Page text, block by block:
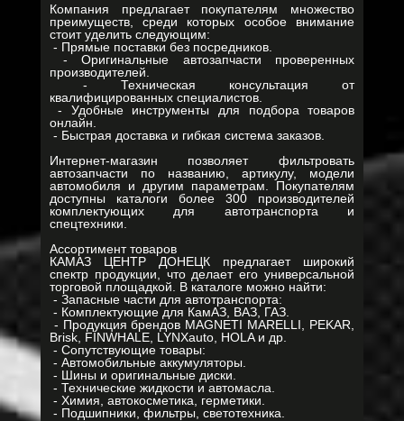
Компания предлагает покупателям множество
преимуществ, среди которых особое внимание
стоит уделить следующим:
- Прямые поставки без посредников.
- Оригинальные автозапчасти проверенных
производителей.
- Техническая консультация от
квалифицированных специалистов.
- Удобные инструменты для подбора товаров
онлайн.
- Быстрая доставка и гибкая система заказов.
Интернет-магазин позволяет фильтровать
автозапчасти по названию, артикулу, модели
автомобиля и другим параметрам. Покупателям
доступны каталоги более 300 производителей
комплектующих для автотранспорта и
спецтехники.
Ассортимент товаров
КАМАЗ ЦЕНТР ДОНЕЦК предлагает широкий
спектр продукции, что делает его универсальной
торговой площадкой. В каталоге можно найти:
- Запасные части для автотранспорта:
- Комплектующие для КамАЗ, ВАЗ, ГАЗ.
- Продукция брендов MAGNETI MARELLI, PEKAR,
Brisk, FINWHALE, LYNXauto, HOLA и др.
- Сопутствующие товары:
- Автомобильные аккумуляторы.
- Шины и оригинальные диски.
- Технические жидкости и автомасла.
- Химия, автокосметика, герметики.
- Подшипники, фильтры, светотехника.